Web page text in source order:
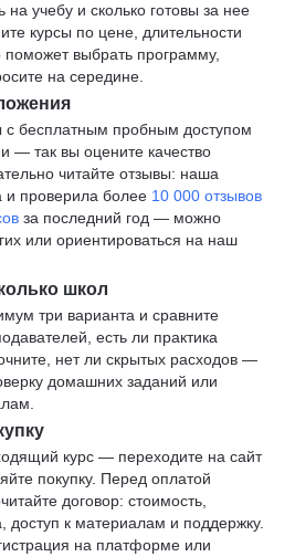
на учебу и сколько готовы за нее
курсы по цене, длительности
выбрать программу,
на середине.
с бесплатным пробным доступом
— так вы оцените качество
читайте отзывы: наша
и проверила более 10 000 отзывов
за последний год — можно
или ориентироваться на наш
школ
три варианта и сравните
есть ли практика
нет ли скрытых расходов —
домашних заданий или
курс — переходите на сайт
покупку. Перед оплатой
договор: стоимость,
доступ к материалам и поддержку.
на платформе или